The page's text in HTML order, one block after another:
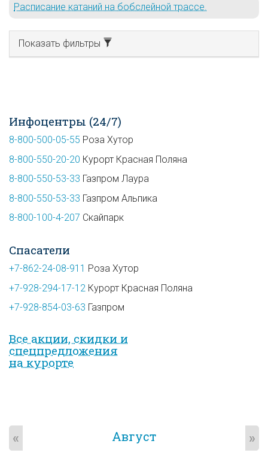
Расписание катаний на бобслейной трассе.
Показать фильтры
Инфоцентры (24/7)
8-800-500-05-55 Роза Хутор
8-800-550-20-20 Курорт Красная Поляна
8-800-550-53-33 Газпром Лаура
8-800-550-53-33 Газпром Альпика
8-800-100-4-207 Скайпарк
Спасатели
+7-862-24-08-911 Роза Хутор
+7-928-294-17-12 Курорт Красная Поляна
+7-928-854-03-63 Газпром
Все акции, скидки и
спец­предложе­ния
на курорте
Август
« »